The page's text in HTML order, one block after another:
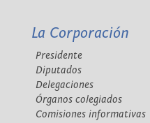
La Corporación
Presidente
Diputados
Delegaciones
Órganos colegiados
Comisiones informativas